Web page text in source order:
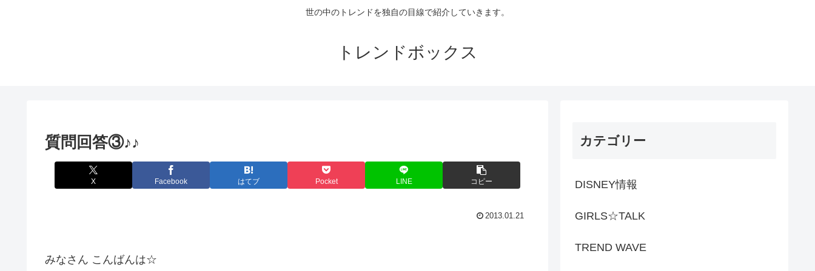
世の中のトレンドを独自の目線で紹介していきます。
トレンドボックス
質問回答③♪♪
X Facebook はてブ Pocket LINE コピー
2013.01.21
みなさん こんばんは☆
カテゴリー
DISNEY情報
GIRLS☆TALK
TREND WAVE